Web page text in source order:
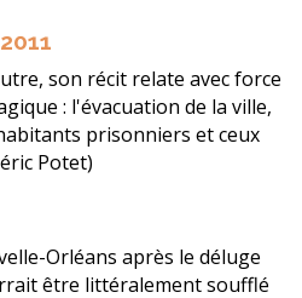
son récit relate avec force
: l'évacuation de la ville,
prisonniers et ceux
Potet)
Orléans après le déluge
être littéralement soufflé